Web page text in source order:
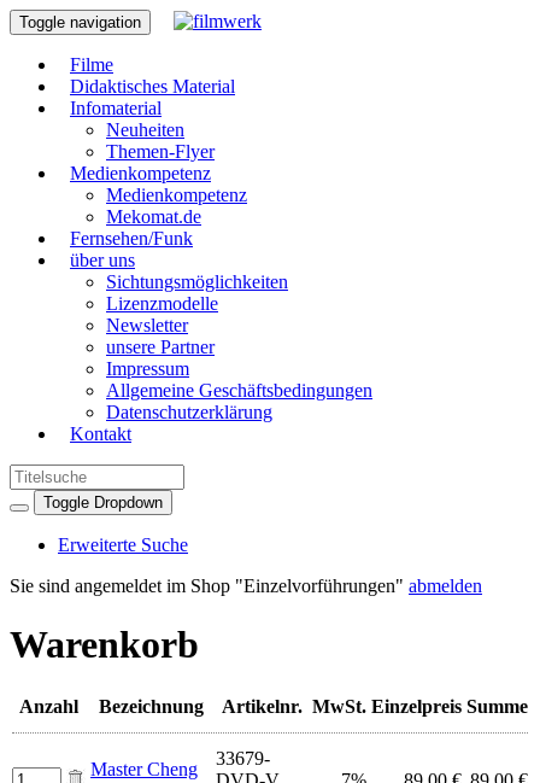
Toggle navigation
Filme
Didaktisches Material
Infomaterial
Neuheiten
Themen-Flyer
Medienkompetenz
Medienkompetenz
Mekomat.de
Fernsehen/Funk
über uns
Sichtungsmöglichkeiten
Lizenzmodelle
Newsletter
unsere Partner
Impressum
Allgemeine Geschäftsbedingungen
Datenschutzerklärung
Kontakt
Toggle Dropdown
Erweiterte Suche
Sie sind angemeldet im Shop "Einzelvorführungen" abmelden
Warenkorb
Anzahl Bezeichnung Artikelnr. MwSt. Einzelpreis Summe
Master Cheng
33679-